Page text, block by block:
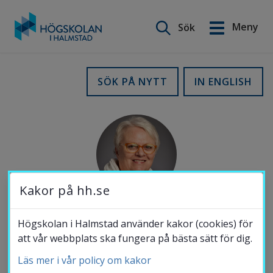
Sök
Meny
IN ENGLISH
SÖK PÅ NYTT
TELEFON
035-16 7566
English
Utbildning
Forskning
Samverkan
Om Högskolan
Kakor på hh.se
Högskolan i Halmstad använder kakor (cookies) för
att vår webbplats ska fungera på bästa sätt för dig.
Läs mer i vår policy om kakor